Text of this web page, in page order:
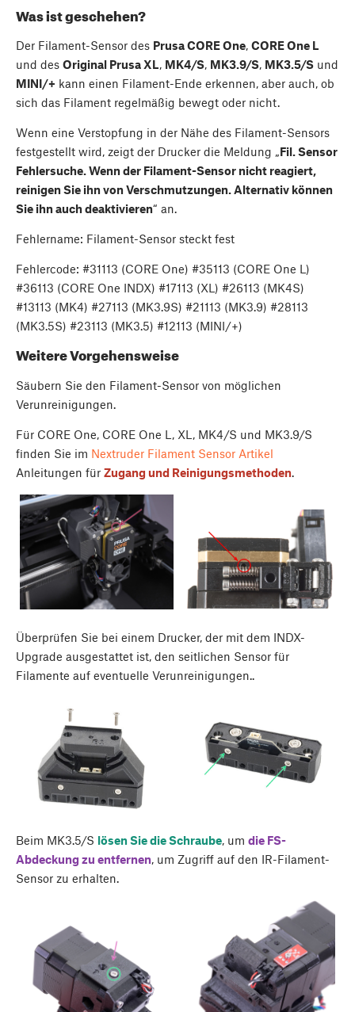
Was ist geschehen?
Der Filament-Sensor des Prusa CORE One, CORE One L
und des Original Prusa XL, MK4/S, MK3.9/S, MK3.5/S und
MINI/+ kann einen Filament-Ende erkennen, aber auch, ob
sich das Filament regelmäßig bewegt oder nicht.
Wenn eine Verstopfung in der Nähe des Filament-Sensors
festgestellt wird, zeigt der Drucker die Meldung „Fil. Sensor
Fehlersuche. Wenn der Filament-Sensor nicht reagiert,
reinigen Sie ihn von Verschmutzungen. Alternativ können
Sie ihn auch deaktivieren“ an.
Fehlername: Filament-Sensor steckt fest
Fehlercode: #31113 (CORE One) #35113 (CORE One L)
#36113 (CORE One INDX) #17113 (XL) #26113 (MK4S)
#13113 (MK4) #27113 (MK3.9S) #21113 (MK3.9) #28113
(MK3.5S) #23113 (MK3.5) #12113 (MINI/+)
Weitere Vorgehensweise
Säubern Sie den Filament-Sensor von möglichen
Verunreinigungen.
Für CORE One, CORE One L, XL, MK4/S und MK3.9/S
finden Sie im Nextruder Filament Sensor Artikel
Anleitungen für Zugang und Reinigungsmethoden.
Überprüfen Sie bei einem Drucker, der mit dem INDX-
Upgrade ausgestattet ist, den seitlichen Sensor für
Filamente auf eventuelle Verunreinigungen..
Beim MK3.5/S lösen Sie die Schraube, um die FS-
Abdeckung zu entfernen, um Zugriff auf den IR-Filament-
Sensor zu erhalten.